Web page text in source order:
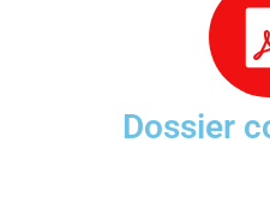
Dossier